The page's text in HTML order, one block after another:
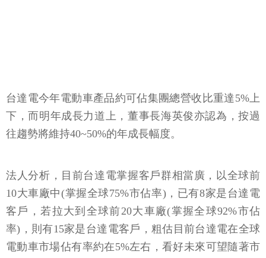
台達電今年電動車產品約可佔集團總營收比重達 5%上
下，而明年成長力道上，董事長海英俊亦認為，按過
往趨勢將維持40~50%的年成長幅度。
法人分析，目前台達電掌握客戶群相當廣，以全球前
10大車廠中(掌握全球75%市佔率)，已有8家是台達電
客戶，若拉大到全球前20大車廠(掌握全球92%市佔
率) ，則有15家是台達電客戶，粗估目前台達電在全球
電動車市場佔有率約在5%左右，看好未來可望隨著市